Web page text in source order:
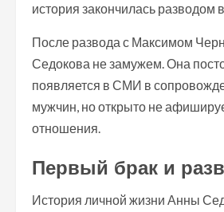
история закончилась разводом
После развода с Максимом
Седокова не замужем. Она
появляется в СМИ в
мужчин, но открыто не
отношения.
Первый брак и
История личной жизни Анны